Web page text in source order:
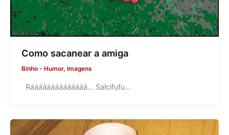
Como sacanear a amiga
Binho - Humor, Imagens
Ráááááááááááááá… Salcifufu…